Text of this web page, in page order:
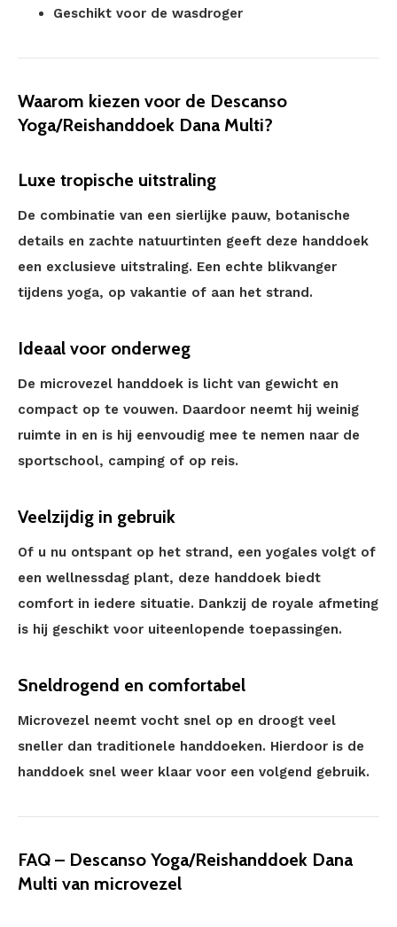
Geschikt voor de wasdroger
Waarom kiezen voor de Descanso
Yoga/Reishanddoek Dana Multi?
Luxe tropische uitstraling
De combinatie van een sierlijke pauw, botanische
details en zachte natuurtinten geeft deze handdoek
een exclusieve uitstraling. Een echte blikvanger
tijdens yoga, op vakantie of aan het strand.
Ideaal voor onderweg
De microvezel handdoek is licht van gewicht en
compact op te vouwen. Daardoor neemt hij weinig
ruimte in en is hij eenvoudig mee te nemen naar de
sportschool, camping of op reis.
Veelzijdig in gebruik
Of u nu ontspant op het strand, een yogales volgt of
een wellnessdag plant, deze handdoek biedt
comfort in iedere situatie. Dankzij de royale afmeting
is hij geschikt voor uiteenlopende toepassingen.
Sneldrogend en comfortabel
Microvezel neemt vocht snel op en droogt veel
sneller dan traditionele handdoeken. Hierdoor is de
handdoek snel weer klaar voor een volgend gebruik.
FAQ – Descanso Yoga/Reishanddoek Dana
Multi van microvezel